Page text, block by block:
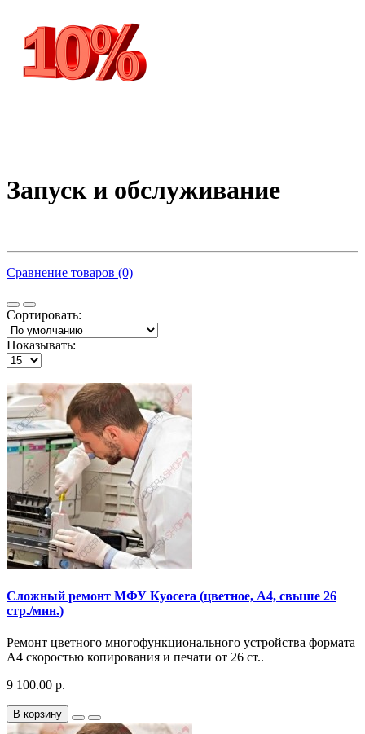
Запуск и обслуживание
Сравнение товаров (0)
Сортировать:
Показывать:
Сложный ремонт МФУ Kyocera (цветное, A4, свыше 26
стр./мин.)
Ремонт цветного многофункционального устройства формата
A4 скоростью копирования и печати от 26 ст..
9 100.00 р.
В корзину